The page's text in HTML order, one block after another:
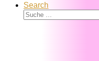
Search
Suche